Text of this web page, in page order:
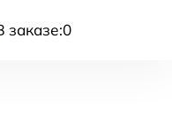
заказе:0